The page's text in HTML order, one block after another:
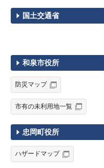
国土交通省
和泉市役所
防災マップ
市有の未利用地一覧
忠岡町役所
ハザードマップ